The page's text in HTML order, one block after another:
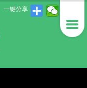
一键分享